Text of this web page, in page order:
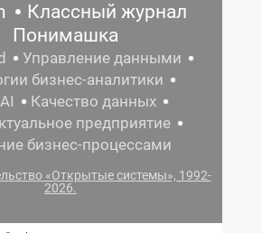
Классный журнал
Понимашка
Управление данными
бизнес-аналитики
Качество данных
предприятие
бизнес-процессами
«Открытые системы», 1992-
2026.